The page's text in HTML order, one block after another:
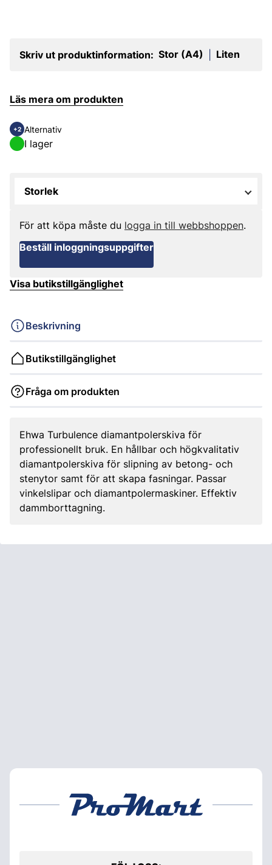
Skriv ut produktinformation: Stor (A4) Liten
Läs mera om produkten
+2 Alternativ
I lager
Storlek
För att köpa måste du logga in till webbshoppen.
Beställ inloggningsuppgifter
Visa butikstillgänglighet
Beskrivning
Butikstillgänglighet
Fråga om produkten
Ehwa Turbulence diamantpolerskiva för
professionellt bruk. En hållbar och högkvalitativ
diamantpolerskiva för slipning av betong- och
stenytor samt för att skapa fasningar. Passar
vinkelslipar och diamantpolermaskiner. Effektiv
dammborttagning.